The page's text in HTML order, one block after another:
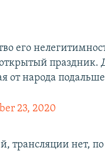
его
праздник.
от народа
23, 2020
трансляции нет, по